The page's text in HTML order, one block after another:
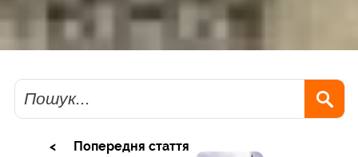
Пошук
Попередня стаття